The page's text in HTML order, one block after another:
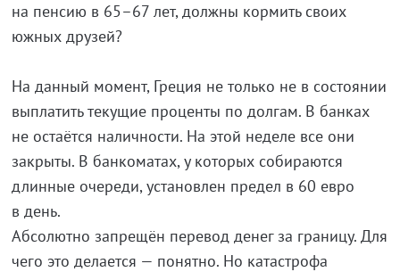
на пенсию в 65–67 лет, должны кормить своих
южных друзей?
На данный момент, Греция не только не в состоянии
выплатить текущие проценты по долгам. В банках
не остаётся наличности. На этой неделе все они
закрыты. В банкоматах, у которых собираются
длинные очереди, установлен предел в 60 евро
в день.
Абсолютно запрещён перевод денег за границу. Для
чего это делается — понятно. Но катастрофа